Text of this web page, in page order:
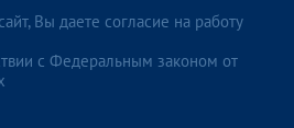
Вы даете согласие на работу
с Федеральным законом от